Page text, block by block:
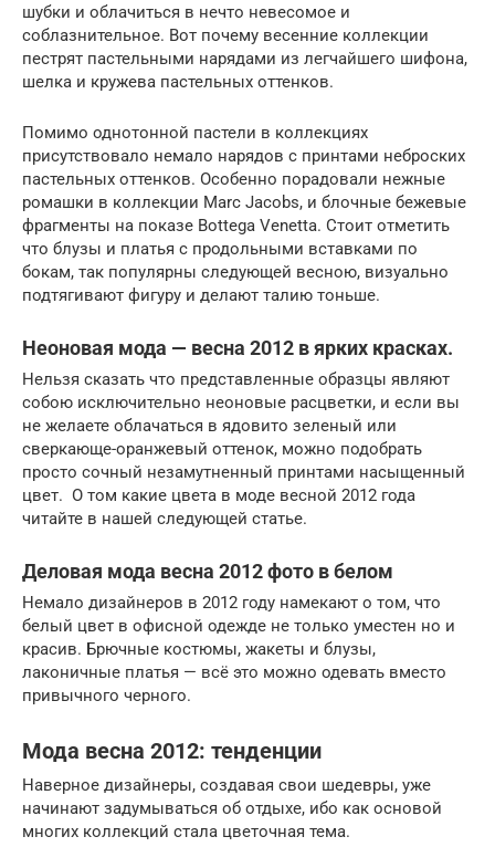
шубки и облачиться в нечто невесомое и
соблазнительное. Вот почему весенние коллекции
пестрят пастельными нарядами из легчайшего шифона,
шелка и кружева пастельных оттенков.
Помимо однотонной пастели в коллекциях
присутствовало немало нарядов с принтами неброских
пастельных оттенков. Особенно порадовали нежные
ромашки в коллекции Marc Jacobs, и блочные бежевые
фрагменты на показе Bottega Venetta. Стоит отметить
что блузы и платья с продольными вставками по
бокам, так популярны следующей весною, визуально
подтягивают фигуру и делают талию тоньше.
Неоновая мода — весна 2012 в ярких красках.
Нельзя сказать что представленные образцы являют
собою исключительно неоновые расцветки, и если вы
не желаете облачаться в ядовито зеленый или
сверкающе-оранжевый оттенок, можно подобрать
просто сочный незамутненный принтами насыщенный
цвет. О том какие цвета в моде весной 2012 года
читайте в нашей следующей статье.
Деловая мода весна 2012 фото в белом
Немало дизайнеров в 2012 году намекают о том, что
белый цвет в офисной одежде не только уместен но и
красив. Брючные костюмы, жакеты и блузы,
лаконичные платья — всё это можно одевать вместо
привычного черного.
Мода весна 2012: тенденции
Наверное дизайнеры, создавая свои шедевры, уже
начинают задумываться об отдыхе, ибо как основой
многих коллекций стала цветочная тема.